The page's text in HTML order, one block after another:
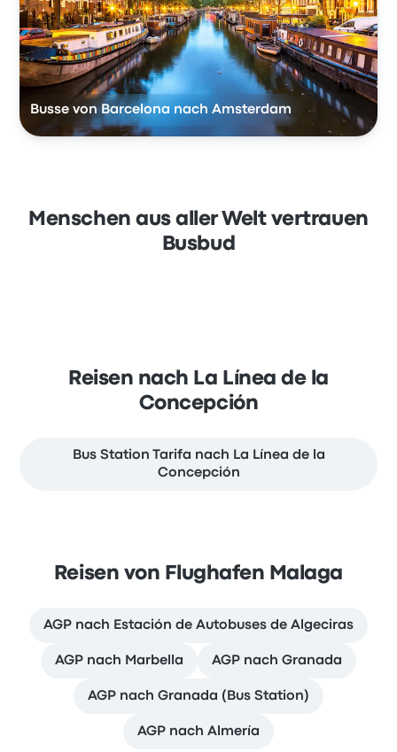
Busse von Barcelona nach Amsterdam
Menschen aus aller Welt vertrauen
Busbud
Reisen nach La Línea de la
Concepción
Bus Station Tarifa nach La Línea de la
Concepción
Reisen von Flughafen Malaga
AGP nach Estación de Autobuses de Algeciras
AGP nach Marbella AGP nach Granada
AGP nach Granada (Bus Station)
AGP nach Almería